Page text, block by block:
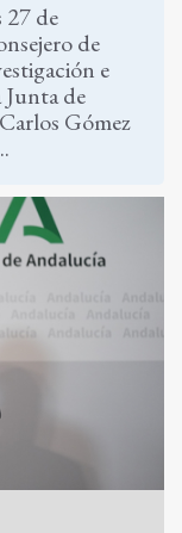
27 de
de
e
de
Gómez